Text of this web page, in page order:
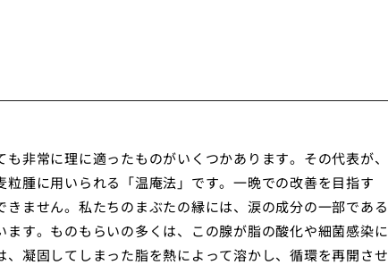
非常に理に適ったものがいくつかあります。その代表が、
腫に用いられる「温庵法」です。一晩での改善を目指す
ません。私たちのまぶたの縁には、涙の成分の一部である
す。ものもらいの多くは、この腺が脂の酸化や細菌感染に
凝固してしまった脂を熱によって溶かし、循環を再開させ